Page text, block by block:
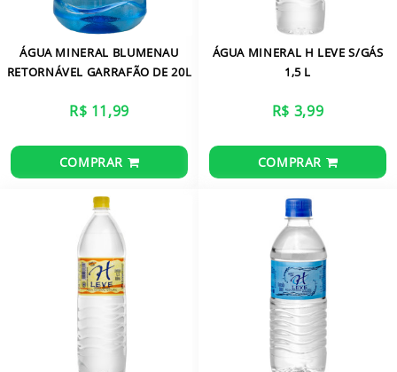
ÁGUA MINERAL BLUMENAU
RETORNÁVEL GARRAFÃO DE 20L
R$ 11,99
COMPRAR
ÁGUA MINERAL H LEVE S/GÁS
1,5 L
R$ 3,99
COMPRAR